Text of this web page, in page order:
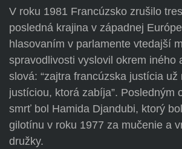
V roku 1981 Francúzsko zrušilo
posledná krajina v západnej
hlasovaním v parlamente vtedajší
spravodlivosti vyslovil okrem iného
slová: “zajtra francúzska justícia už
justíciou, ktorá zabíja”. Posledným
smrť bol Hamida Djandubi, ktorý
gilotínu v roku 1977 za mučenie a
družky.